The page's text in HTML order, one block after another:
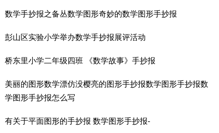
数学手抄报之备丛数学图形奇妙的数学图形手抄报
彭山区实验小学举办数学手抄报展评活动
桥东里小学二年级四班 《数学故事》手抄报
美丽的图形数学漂仿没樱亮的图形手抄报数学图形手抄报数
学图形手抄报怎么写
有关于平面图形的手抄报 数学图形手抄报-